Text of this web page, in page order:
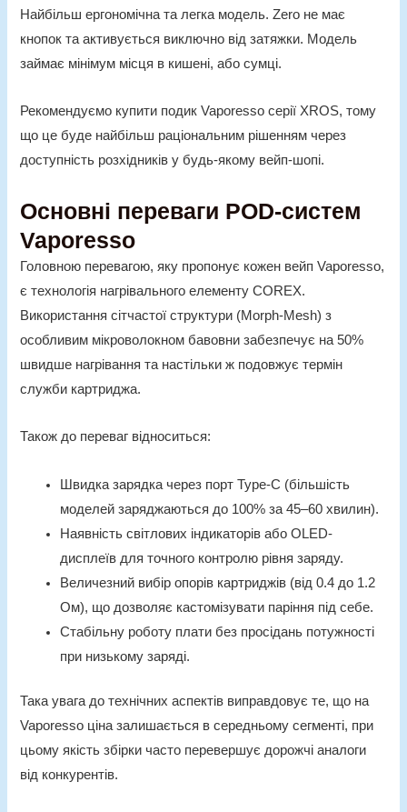
Найбільш ергономічна та легка модель. Zero не має
кнопок та активується виключно від затяжки. Модель
займає мінімум місця в кишені, або сумці.
Рекомендуємо купити подик Vaporesso серії XROS, тому
що це буде найбільш раціональним рішенням через
доступність розхідників у будь-якому вейп-шопі.
Основні переваги POD-систем
Vaporesso
Головною перевагою, яку пропонує кожен вейп Vaporesso,
є технологія нагрівального елементу COREX.
Використання сітчастої структури (Morph-Mesh) з
особливим мікроволокном бавовни забезпечує на 50%
швидше нагрівання та настільки ж подовжує термін
служби картриджа.
Також до переваг відноситься:
Швидка зарядка через порт Type-C (більшість
моделей заряджаються до 100% за 45–60 хвилин).
Наявність світлових індикаторів або OLED-
дисплеїв для точного контролю рівня заряду.
Величезний вибір опорів картриджів (від 0.4 до 1.2
Ом), що дозволяє кастомізувати паріння під себе.
Стабільну роботу плати без просідань потужності
при низькому заряді.
Така увага до технічних аспектів виправдовує те, що на
Vaporesso ціна залишається в середньому сегменті, при
цьому якість збірки часто перевершує дорожчі аналоги
від конкурентів.